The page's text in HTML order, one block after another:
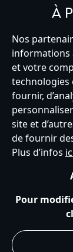
France
Service clients
Plan du site
Politique de
Conditions
À
Nos
informations
et votre
technologies
fournir,
site et
de fournir
Plus d’infos
Pour